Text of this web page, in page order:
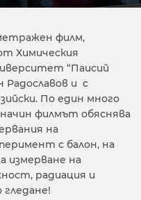
филм,
Химическия
“Паисий
Радославов и с
По един много
филмът обяснява
на
с балон, на
измерване на
радиация и